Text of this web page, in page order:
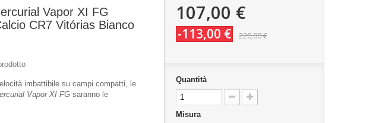
Vapor XI FG
CR7 Vitórias Bianco
imbattibile su campi compatti, le
Vapor XI FG saranno le
107,00 €
-113,00 € 220,00 €
Quantità
Misura